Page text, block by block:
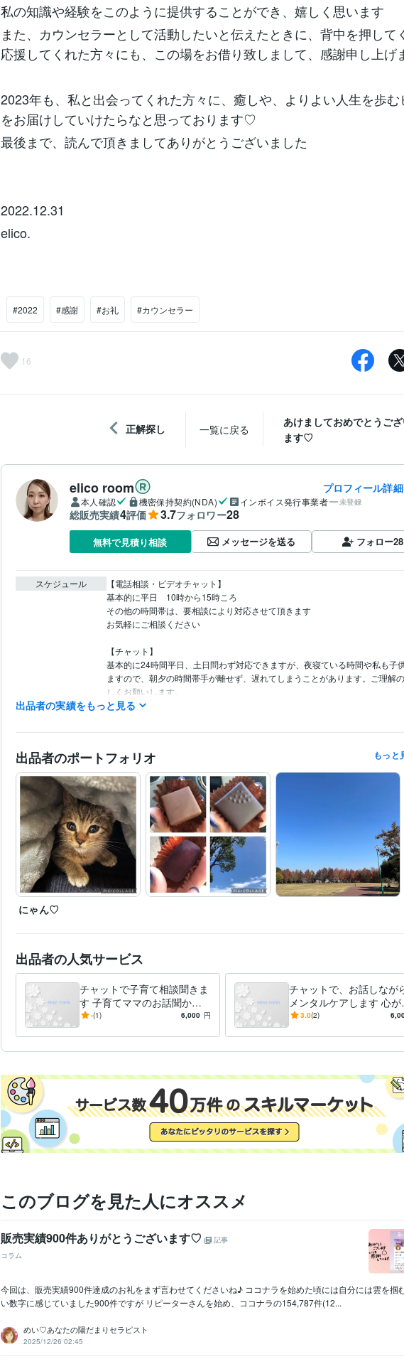
私の知識や経験をこのように提供することができ、嬉しく思います
また、カウンセラーとして活動したいと伝えたときに、背中を押して
応援してくれた方々にも、この場をお借り致しまして、感謝申し上げ
2023年も、私と出会ってくれた方々に、癒しや、よりよい人生を歩む
をお届けしていけたらなと思っております♡
最後まで、読んで頂きましてありがとうございました
2022.12.31
elico.
#2022 #感謝 #お礼 #カウンセラー
16
正解探し 一覧に戻る
あけましておめでとうご
ます♡
elico room プロフィール詳
本人確認 機密保持契約(NDA) インボイス発行事業者 未登録
総販売実績4評価 3.7フォロワー28
無料で見積り相談 メッセージを送る フォロー28
スケジュール
【電話相談・ビデオチャット】
基本的に平日　10時から15時ころ
その他の時間帯は、要相談により対応させて頂きます
お気軽にご相談ください
【チャット】
基本的に24時間平日、土日問わず対応できますが、夜寝ている時間や私も子
ますので、朝夕の時間帯手が離せず、遅れてしまうことがあります。ご理解
しくお願いします。
資格・検定 認定心理士
得意分野 悩み相談・カウンセリング 無意
出品者の実績をもっと見る
出品者のポートフォリオ もっと
にゃん♡
出品者の人気サービス
チャットで子育て相談聞きま
す 子育てママのお話聞かせ
てくださいね！
-(1) 6,000 円
チャットで、お話しなが
メンタルケアします 心が
れていませんか？ハード
3.0(2)
このブログを見た人にオススメ
販売実績900件ありがとうございます♡
記事
コラム
今回は、販売実績900件達成のお礼をまず言わせてくださいね♪ ココナラを始めた頃には自分には雲を掴
い数字に感じていました900件ですが リピーターさんを始め、ココナラの154,787件(12...
めい♡あなたの陽だまりセラピスト
2025/12/26 02:45